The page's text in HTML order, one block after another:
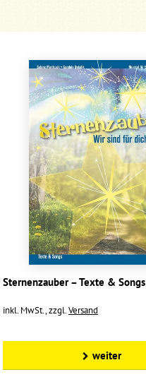
Sternenzauber – Texte & Songs
inkl. MwSt., zzgl.Versand
weiter